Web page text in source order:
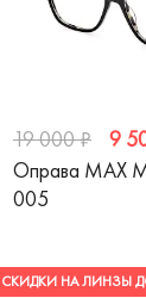
19 000 ₽
9
Оправа MAX
005
СКИДКИ НА ЛИНЗЫ